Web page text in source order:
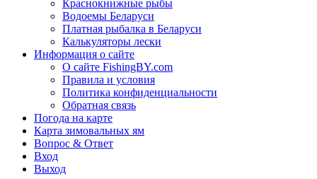
Краснокнижные рыбы
Водоемы Беларуси
Платная рыбалка в Беларуси
Калькуляторы лески
Информация о сайте
О сайте FishingBY.com
Правила и условия
Политика конфиденциальности
Обратная связь
Погода на карте
Карта зимовальных ям
Вопрос & Ответ
Вход
Выход